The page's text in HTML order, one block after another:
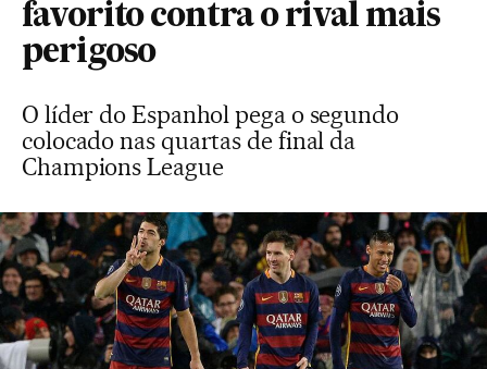
favorito contra o rival mais
perigoso
O líder do Espanhol pega o segundo
colocado nas quartas de final da
Champions League